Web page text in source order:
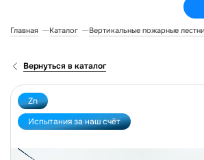
Главная Каталог Вертикальные пожарные
Вернуться в каталог
Zn
Испытания за наш счёт